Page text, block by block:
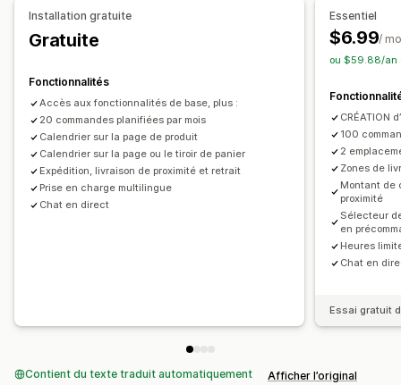
À l’extérieur ou en drive
Temps de préparation
Créneaux horaires
Suivi en temps réel
Notifications par e-mail
Notifications par e-mail
Multilingue
Multi-sites
Personnalisation
Widget de calendrier CSS personnalisées
Installation gratuite
Gratuite
Fonctionnalités
Accès aux fonctionnalités de base, plus :
20 commandes planifiées par mois
Calendrier sur la page de produit
Calendrier sur la page ou le tiroir de panier
Expédition, livraison de proximité et retrait
Prise en charge multilingue
Chat en direct
Essentiel
$6.99/
ou $59.88/an
CRÉATION
100
2
Zones de
Montant de
proximité
Sélecteur
en
Heures
Chat en
Essai gratuit
Contient du texte traduit automatiquement Afficher l’original